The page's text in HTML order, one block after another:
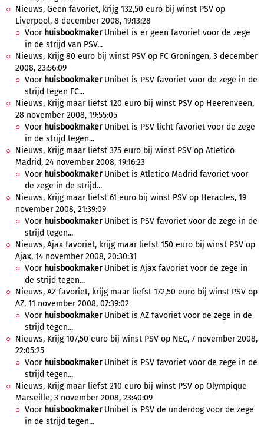
Nieuws, Geen favoriet, krijg 132,50 euro bij winst PSV op
Liverpool, 8 december 2008, 19:13:28
Voor huisbookmakerUnibet is er geen favoriet voor de zege
in de strijd van PSV...
Nieuws, Krijg 80 euro bij winst PSV op FC Groningen, 3 december
2008, 23:56:09
Voor huisbookmakerUnibet is PSV favoriet voor de zege in de
strijd tegen FC...
Nieuws, Krijg maar liefst 120 euro bij winst PSV op Heerenveen,
28 november 2008, 19:55:05
Voor huisbookmakerUnibet is PSV licht favoriet voor de zege
in de strijd tegen...
Nieuws, Krijg maar liefst 375 euro bij winst PSV op Atletico
Madrid, 24 november 2008, 19:16:23
Voor huisbookmakerUnibet is Atletico Madrid favoriet voor
de zege in de strijd...
Nieuws, Krijg maar liefst 61 euro bij winst PSV op Heracles, 19
november 2008, 21:39:09
Voor huisbookmakerUnibet is PSV favoriet voor de zege in de
strijd tegen...
Nieuws, Ajax favoriet, krijg maar liefst 150 euro bij winst PSV op
Ajax, 14 november 2008, 20:30:31
Voor huisbookmakerUnibet is Ajax favoriet voor de zege in
de strijd tegen...
Nieuws, AZ favoriet, krijg maar liefst 172,50 euro bij winst PSV op
AZ, 11 november 2008, 07:39:02
Voor huisbookmakerUnibet is AZ favoriet voor de zege in de
strijd tegen...
Nieuws, Krijg 107,50 euro bij winst PSV op NEC, 7 november 2008,
22:05:25
Voor huisbookmakerUnibet is PSV favoriet voor de zege in de
strijd tegen...
Nieuws, Krijg maar liefst 210 euro bij winst PSV op Olympique
Marseille, 3 november 2008, 23:40:09
Voor huisbookmakerUnibet is PSV de underdog voor de zege
in de strijd tegen...